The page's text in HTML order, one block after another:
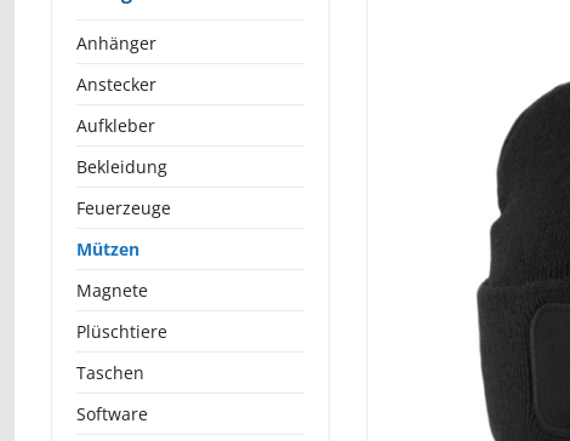
Anhänger
Anstecker
Aufkleber
Bekleidung
Feuerzeuge
Mützen
Magnete
Plüschtiere
Taschen
Software